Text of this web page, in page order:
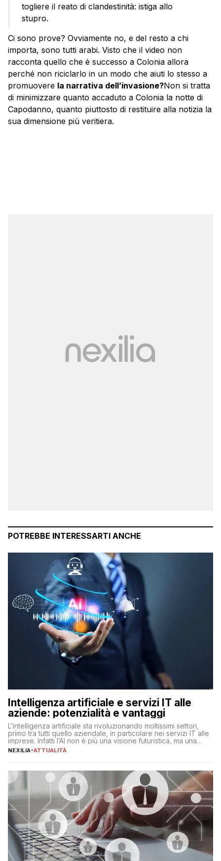
togliere il reato di clandestinità: istiga allo
stupro.
Ci sono prove? Ovviamente no, e del resto a chi
importa, sono tutti arabi. Visto che il video non
racconta quello che è successo a Colonia allora
perché non riciclarlo in un modo che aiuti lo stesso a
promuovere la narrativa dell’invasione?Non si tratta
di minimizzare quanto accaduto a Colonia la notte di
Capodanno, quanto piuttosto di restituire alla notizia la
sua dimensione più veritiera.
POTREBBE INTERESSARTI ANCHE
Intelligenza artificiale e servizi IT alle
aziende: potenzialità e vantaggi
L’intelligenza artificiale sta rivoluzionando moltissimi settori,
primo tra tutti quello aziendale, in particolare nei servizi IT alle
imprese. Infatti l’AI non è più una visione futuristica, ma una
realtà operativa che sta portando a un cambio significativo in
operazioni, bensì comporta […]
NEXILIA-ATTUALITÀ